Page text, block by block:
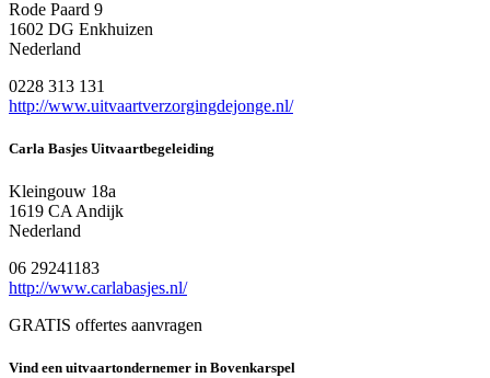
Rode Paard 9
1602 DG Enkhuizen
Nederland
0228 313 131
http://www.uitvaartverzorgingdejonge.nl/
Carla Basjes Uitvaartbegeleiding
Kleingouw 18a
1619 CA Andijk
Nederland
06 29241183
http://www.carlabasjes.nl/
GRATIS offertes aanvragen
Vind een uitvaartondernemer in Bovenkarspel